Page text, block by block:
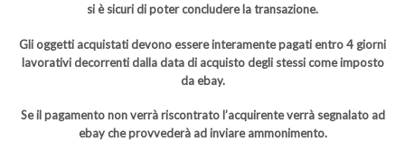
si è sicuri di poter concludere la transazione.
Gli oggetti acquistati devono essere interamente pagati entro 4 giorni
lavorativi decorrenti dalla data di acquisto degli stessi come imposto
da ebay.
Se il pagamento non verrà riscontrato l’acquirente verrà segnalato ad
ebay che provvederà ad inviare ammonimento.